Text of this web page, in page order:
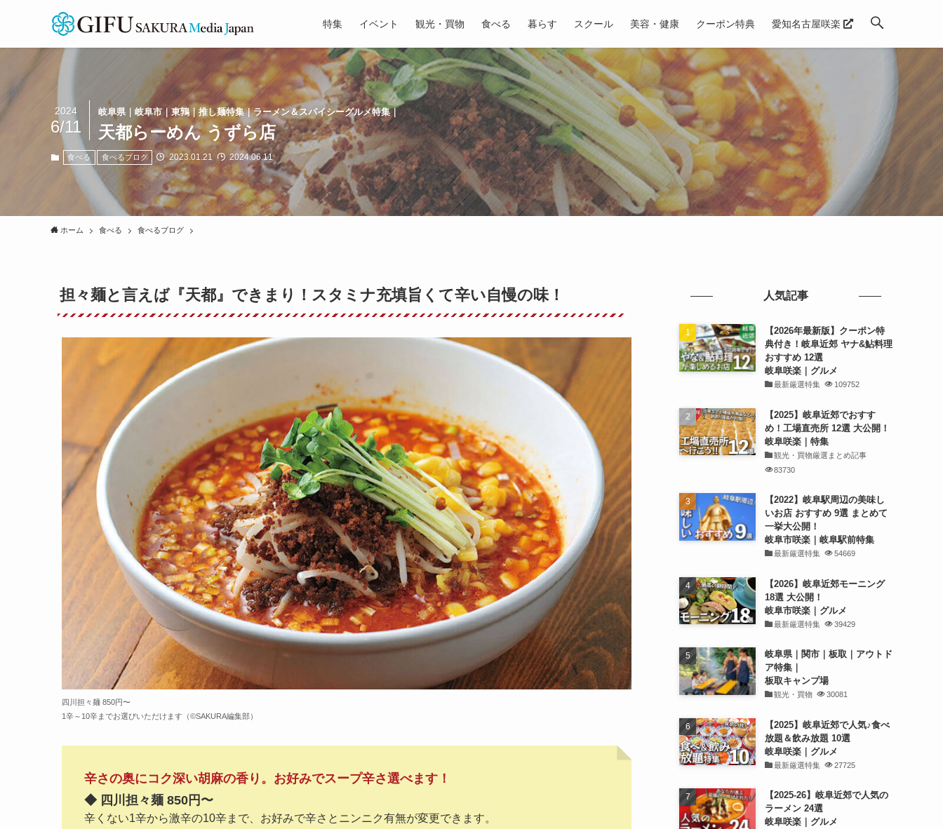
特集 イベント 観光・買物 食べる 暮らす スクール 美容・健康 クーポン特典 愛知名古屋咲楽
岐阜県｜岐阜市｜東鶉｜推し麺特集｜ラーメン＆スパイシーグルメ特集｜
天都らーめん うずら店
2024
6/11
食べる 食べるブログ 2023.01.21 2024.06.11
ホーム 食べる 食べるブログ
担々麺と言えば『天都』できまり！スタミナ充填旨くて辛い自慢の味！
四川担々麺 850円〜
1辛～10辛までお選びいただけます（©️SAKURA編集部）
辛さの奥にコク深い胡麻の香り。お好みでスープ辛さ選べます！
◆ 四川担々麺 850円〜
辛くない1辛から激辛の10辛まで、お好みで辛さとニンニク有無が変更できます。
人気記事
【2026年最新版】クーポン特
典付き！岐阜近郊 ヤナ&鮎料理
おすすめ 12選
岐阜咲楽｜グルメ
最新厳選特集 109752
【2025】岐阜近郊でおすす
め！工場直売所 12選 大公開！
岐阜咲楽｜特集
観光・買物厳選まとめ記事
83730
【2022】岐阜駅周辺の美味し
いお店 おすすめ 9選 まとめて
一挙大公開！
岐阜市咲楽｜岐阜駅前特集
最新厳選特集 54669
【2026】岐阜近郊モーニング
18選 大公開！
岐阜市咲楽｜グルメ
最新厳選特集 39429
岐阜県｜関市｜板取｜アウトド
ア特集｜
板取キャンプ場
観光・買物 30081
【2025】岐阜近郊で人気♪食べ
放題＆飲み放題 10選
岐阜咲楽｜グルメ
最新厳選特集 27725
【2025-26】岐阜近郊で人気の
ラーメン 24選
岐阜咲楽｜グルメ